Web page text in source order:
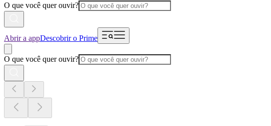
O que você quer ouvir?
Abrir a appDescobrir o Prime
O que você quer ouvir?